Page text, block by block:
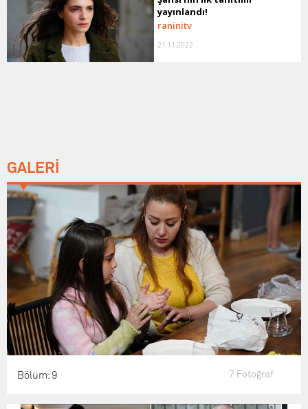
yayınlandı!
raninitv
21.11.2022
GALERİ
Bölüm: 9 7 Fotoğraf